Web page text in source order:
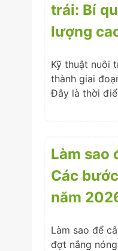
trái: Bí
lượng
Kỹ thuật nuôi
thành giai
Đây là thời
Làm sao
Các
năm
Làm sao để
đợt nắng